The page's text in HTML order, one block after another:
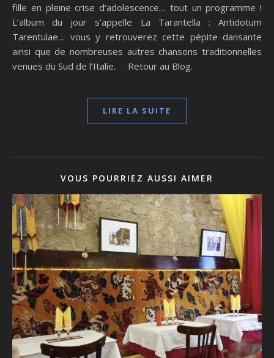
fille en pleine crise d’adolescence… tout un programme !
L’album du jour s’appelle La Tarantella : Antidotum
Tarentulae… vous y retrouverez cette pépite dansante
ainsi que de nombreuses autres chansons traditionnelles
venues du Sud de l’Italie. Retour au Blog.
LIRE LA SUITE
VOUS POURRIEZ AUSSI AIMER